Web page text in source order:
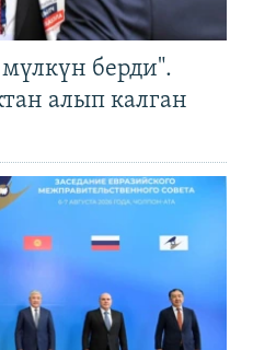
берди".
алып калган